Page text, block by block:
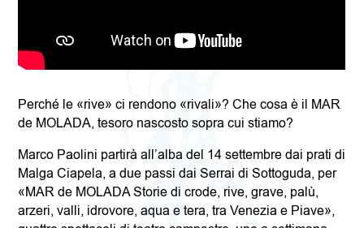
Perché le «rive» ci rendono «rivali»? Che cosa è il MAR
de MOLADA, tesoro nascosto sopra cui stiamo?
Marco Paolini partirà all’alba del 14 settembre dai prati di
Malga Ciapela, a due passi dai Serrai di Sottoguda, per
«MAR de MOLADA Storie di crode, rive, grave, palù,
arzeri, valli, idrovore, aqua e tera, tra Venezia e Piave»,